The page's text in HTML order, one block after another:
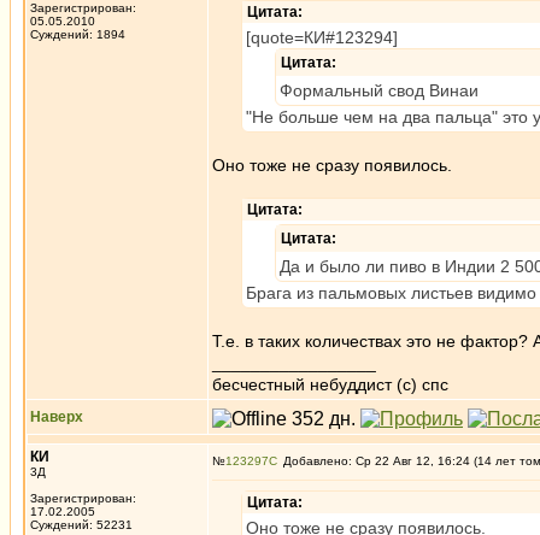
Зарегистрирован:
05.05.2010
Суждений: 1894
Цитата:
[quote=КИ#123294]
Цитата:
Формальный свод Винаи
"Не больше чем на два пальца" это
Оно тоже не сразу появилось.
Цитата:
Цитата:
Да и было ли пиво в Индии 2
Брага из пальмовых листьев
Т.е. в таких количествах это не
бесчестный небуддист (с) спс
Наверх
КИ
3Д
Зарегистрирован:
17.02.2005
Суждений: 52231
№123297 Добавлено: Ср 22 Авг 12, 16:24 (14 лет
Цитата:
Оно тоже не сразу появилось.